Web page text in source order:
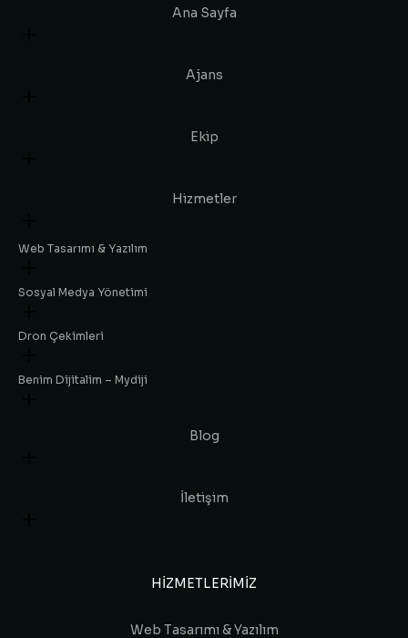
Ana Sayfa
Ajans
Ekip
Hizmetler
Web Tasarımı & Yazılım
Sosyal Medya Yönetimi
Dron Çekimleri
Benim Dijitalim – Mydiji
Blog
İletişim
HIZMETLERIMIZ
Web Tasarımı & Yazılım